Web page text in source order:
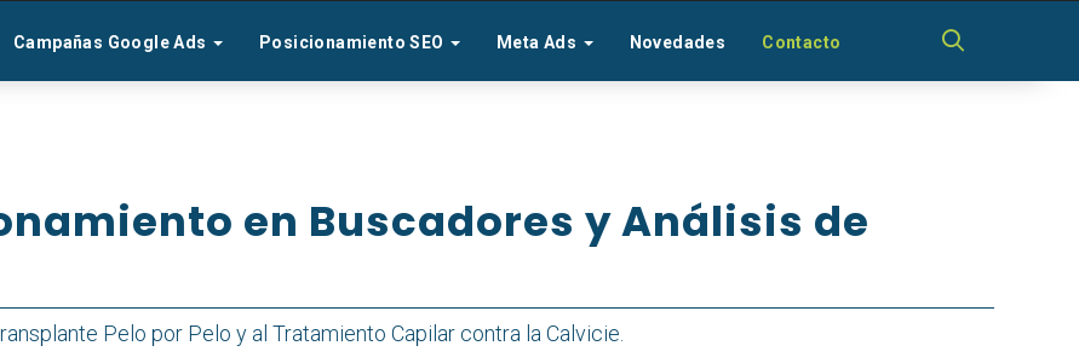
Campañas Google Ads Posicionamiento SEO Meta Ads Novedades Contacto
en Buscadores y Análisis de
Pelo por Pelo y al Tratamiento Capilar contra la Calvicie.